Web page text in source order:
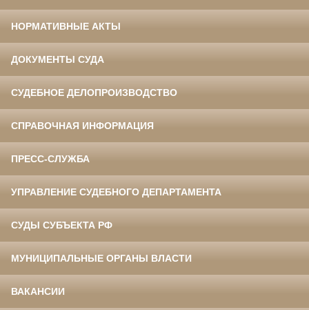
НОРМАТИВНЫЕ АКТЫ
ДОКУМЕНТЫ СУДА
СУДЕБНОЕ ДЕЛОПРОИЗВОДСТВО
СПРАВОЧНАЯ ИНФОРМАЦИЯ
ПРЕСС-СЛУЖБА
УПРАВЛЕНИЕ СУДЕБНОГО ДЕПАРТАМЕНТА
СУДЫ СУБЪЕКТА РФ
МУНИЦИПАЛЬНЫЕ ОРГАНЫ ВЛАСТИ
ВАКАНСИИ